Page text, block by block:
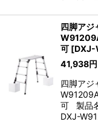
四脚アジ
可 [DXJ-
41,938円
四脚アジ
可 製品
DXJ-